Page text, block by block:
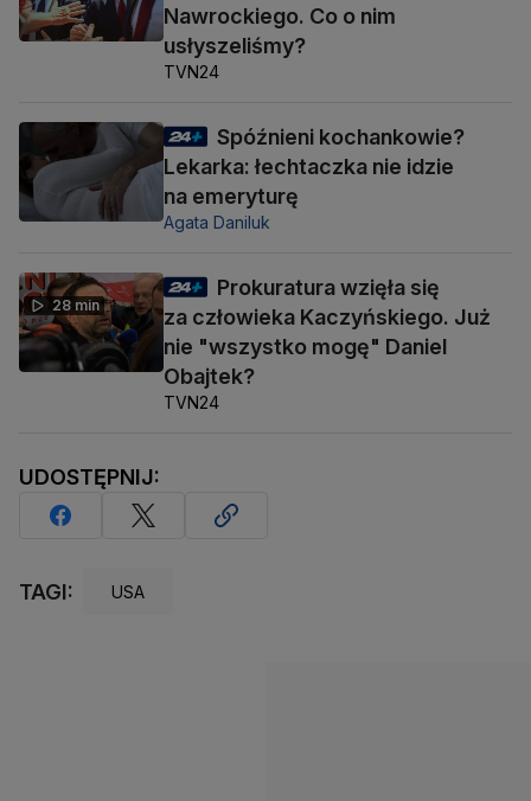
Nawrockiego. Co o nim
usłyszeliśmy?
TVN24
Spóźnieni kochankowie?
Lekarka: łechtaczka nie idzie
na emeryturę
Agata Daniluk
28 min
Prokuratura wzięła się
za człowieka Kaczyńskiego. Już
nie "wszystko mogę" Daniel
Obajtek?
TVN24
UDOSTĘPNIJ:
TAGI: USA